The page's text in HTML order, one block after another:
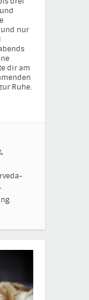
und nur
dir am
Ruhe.
,